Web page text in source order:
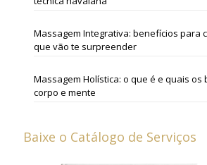
Massagem Integrativa: benefícios para
que vão te surpreender
Massagem Holística: o que é e quais os
corpo e mente
Baixe o Catálogo de Serviços